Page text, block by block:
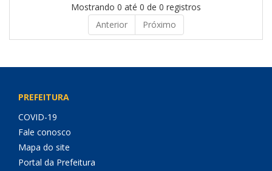
Mostrando 0 até 0 de 0 registros
Anterior
Próximo
PREFEITURA
COVID-19
Fale conosco
Mapa do site
Portal da Prefeitura